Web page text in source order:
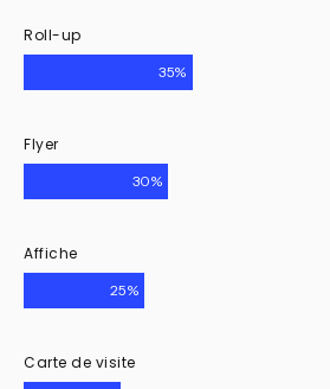
Roll-up
35%
Flyer
30%
Affiche
25%
Carte de visite